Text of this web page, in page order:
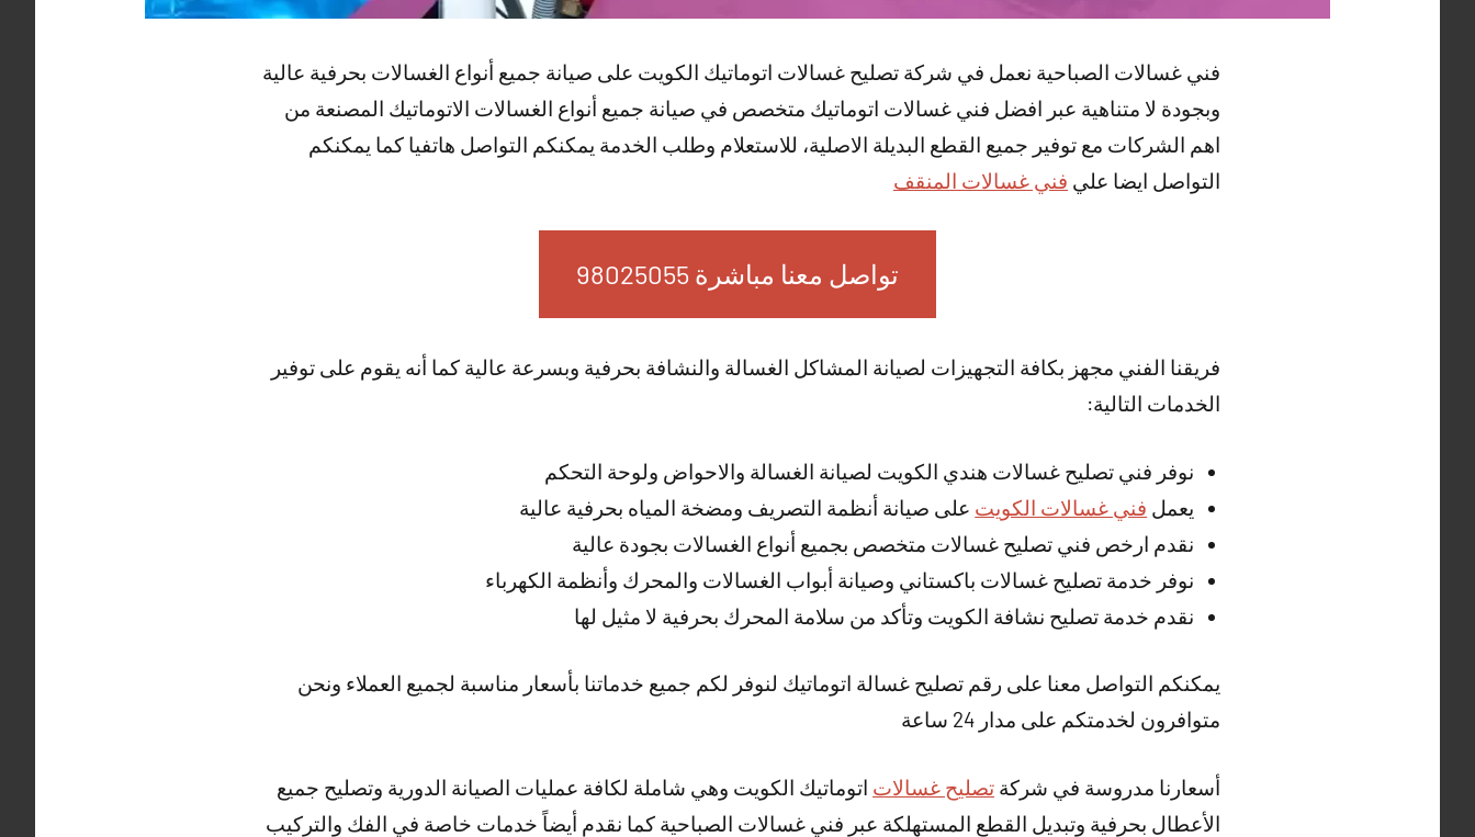
فني غسالات الصباحية نعمل في شركة تصليح غسالات اتوماتيك الكويت على صيانة جميع أنواع الغسالات بحرفية عالية
وبجودة لا متناهية عبر افضل فني غسالات اتوماتيك متخصص في صيانة جميع أنواع الغسالات الاتوماتيك المصنعة من
اهم الشركات مع توفير جميع القطع البديلة الاصلية، للاستعلام وطلب الخدمة يمكنكم التواصل هاتفيا كما يمكنكم
التواصل ايضا علي فني غسالات المنقف
تواصل معنا مباشرة 98025055
فريقنا الفني مجهز بكافة التجهيزات لصيانة المشاكل الغسالة والنشافة بحرفية وبسرعة عالية كما أنه يقوم على توفير
الخدمات التالية:
نوفر فني تصليح غسالات هندي الكويت لصيانة الغسالة والاحواض ولوحة التحكم
يعمل فني غسالات الكويت على صيانة أنظمة التصريف ومضخة المياه بحرفية عالية
نقدم ارخص فني تصليح غسالات متخصص بجميع أنواع الغسالات بجودة عالية
نوفر خدمة تصليح غسالات باكستاني وصيانة أبواب الغسالات والمحرك وأنظمة الكهرباء
نقدم خدمة تصليح نشافة الكويت وتأكد من سلامة المحرك بحرفية لا مثيل لها
يمكنكم التواصل معنا على رقم تصليح غسالة اتوماتيك لنوفر لكم جميع خدماتنا بأسعار مناسبة لجميع العملاء ونحن
متوافرون لخدمتكم على مدار 24 ساعة
أسعارنا مدروسة في شركة تصليح غسالات اتوماتيك الكويت وهي شاملة لكافة عمليات الصيانة الدورية وتصليح جميع
الأعطال بحرفية وتبديل القطع المستهلكة عبر فني غسالات الصباحية كما نقدم أيضاً خدمات خاصة في الفك والتركيب